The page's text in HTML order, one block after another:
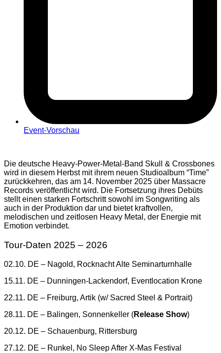
Event-Vorschau
Die deutsche Heavy-Power-Metal-Band Skull & Crossbones
wird in diesem Herbst mit ihrem neuen Studioalbum “Time”
zurückkehren, das am 14. November 2025 über Massacre
Records veröffentlicht wird. Die Fortsetzung ihres Debüts
stellt einen starken Fortschritt sowohl im Songwriting als
auch in der Produktion dar und bietet kraftvollen,
melodischen und zeitlosen Heavy Metal, der Energie mit
Emotion verbindet.
Tour-Daten 2025 – 2026
02.10. DE – Nagold, Rocknacht Alte Seminarturnhalle
15.11. DE – Dunningen-Lackendorf, Eventlocation Krone
22.11. DE – Freiburg, Artik (w/ Sacred Steel & Portrait)
28.11. DE – Balingen, Sonnenkeller (Release Show)
20.12. DE – Schauenburg, Rittersburg
27.12. DE – Runkel, No Sleep After X-Mas Festival